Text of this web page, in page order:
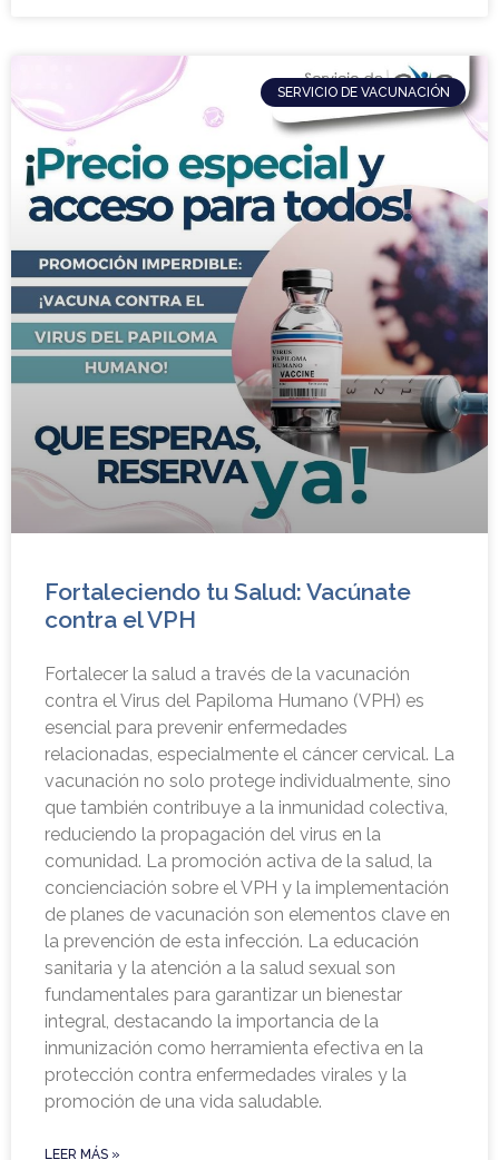
SERVICIO DE VACUNACIÓN
Fortaleciendo tu Salud: Vacúnate
contra el VPH
Fortalecer la salud a través de la vacunación
contra el Virus del Papiloma Humano (VPH) es
esencial para prevenir enfermedades
relacionadas, especialmente el cáncer cervical. La
vacunación no solo protege individualmente, sino
que también contribuye a la inmunidad colectiva,
reduciendo la propagación del virus en la
comunidad. La promoción activa de la salud, la
concienciación sobre el VPH y la implementación
de planes de vacunación son elementos clave en
la prevención de esta infección. La educación
sanitaria y la atención a la salud sexual son
fundamentales para garantizar un bienestar
integral, destacando la importancia de la
inmunización como herramienta efectiva en la
protección contra enfermedades virales y la
promoción de una vida saludable.
LEER MÁS »